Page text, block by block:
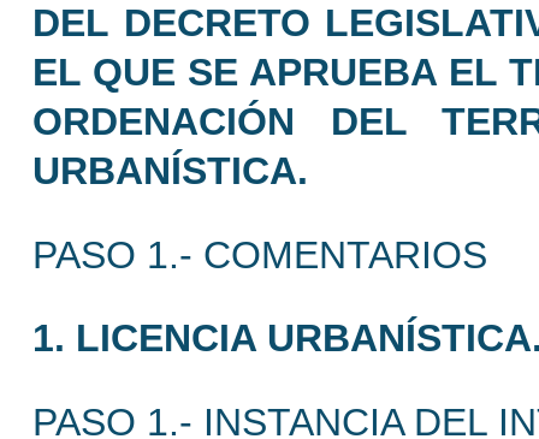
DEL DECRETO
EL QUE SE APRUEBA EL
ORDENACIÓN DEL
URBANÍSTICA.
PASO 1.- COMENTARIOS
1. LICENCIA
PASO 1.- INSTANCIA DEL